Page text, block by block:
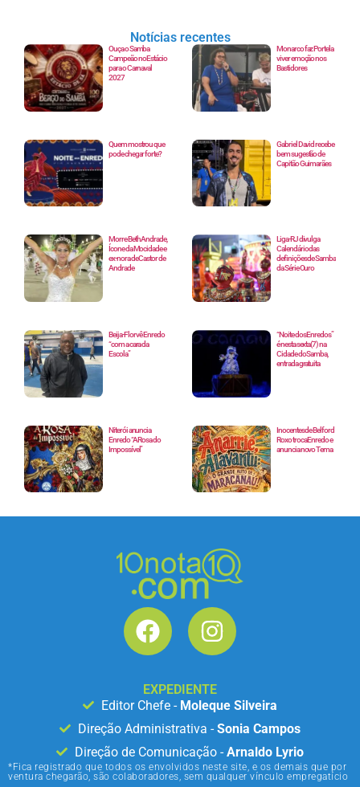
Notícias recentes
Ouça o Samba
Campeão no Estácio
para o Carnaval
2027
Monarco faz Portela
viver emoção nos
Bastidores
Quem mostrou que
pode chegar forte?
Gabriel David recebe
bem sugestão de
Capitão Guimarães
Morre Beth Andrade,
Ícone da Mocidade e
ex-nora de Castor de
Andrade
Liga-RJ divulga
Calendário das
definições de Samba
da Série Ouro
Beija-Flor vê Enredo
“com a cara da
Escola”
“Noite dos Enredos”
é nesta sexta(7) na
Cidade do Samba,
entrada gratuita
Niterói anuncia
Enredo “A Rosa do
Impossível”
Inocentes de Belford
Roxo troca Enredo e
anuncia novo Tema
EXPEDIENTE
Editor Chefe - Moleque Silveira
Direção Administrativa -Sonia Campos
Direção de Comunicação -Arnaldo Lyrio
*Fica registrado que todos os envolvidos neste site, e os demais que por
ventura chegarão, são colaboradores, sem qualquer vínculo empregatício